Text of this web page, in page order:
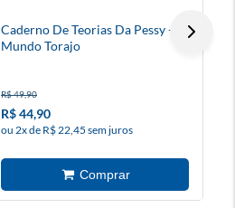
Caderno De Teorias Da Pessy -
Mundo Torajo
R$ 49,90
R$ 44,90
ou 2x de R$ 22,45 sem juros